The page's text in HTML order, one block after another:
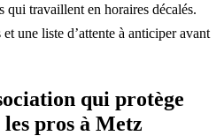
qui travaillent en horaires décalés.
une liste d’attente à anticiper avant
qui protège
pros à Metz